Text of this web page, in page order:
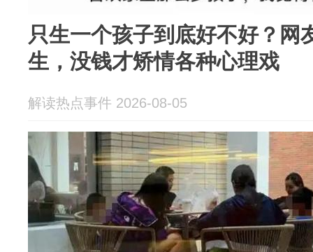
只生一个孩子到底好不好？网
生，没钱才矫情各种心理戏
解读热点事件 2026-08-05